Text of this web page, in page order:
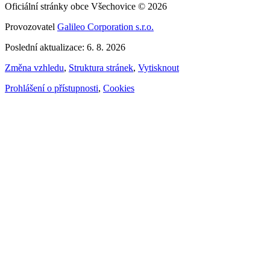
Oficiální stránky obce Všechovice © 2026
Provozovatel Galileo Corporation s.r.o.
Poslední aktualizace: 6. 8. 2026
Změna vzhledu, Struktura stránek, Vytisknout
Prohlášení o přístupnosti, Cookies